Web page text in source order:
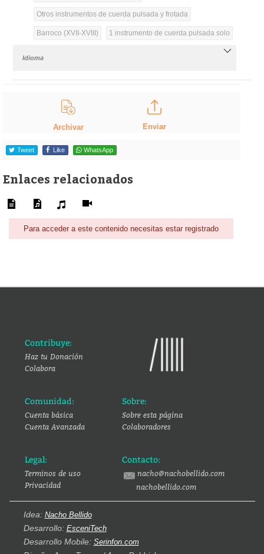
Otros instrumentos de cuerda pulsada y frotada
Barroco (XVII-XVIII) 1 instrumento de cuerda pulsada solo
Idioma
Archivar Enviar
Tweet Like WhatsApp
Enlaces relacionados
Para acceder a este contenido necesitas estar registrado
Contribuye:
Haz tu Donación
Colabora
Comunidad:
Cuenta básica
Cuenta Avanzada
Sobre:
Sobre esta página
Colaboradores
Legal:
Terminos de uso
Privacidad
Contacto:
nacho@nachobellido.com
nachobellido.com
Idea: Nacho Bellido
Desarrollo: EsceniTech
Desarrollo Mobile: Serinfon.com